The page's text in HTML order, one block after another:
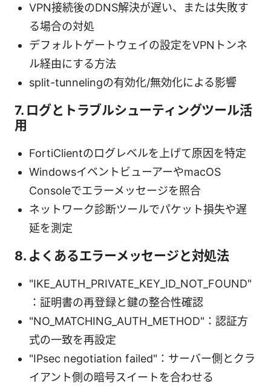
VPN接続後のDNS解決が遅い、または失敗す
る場合の対処
デフォルトゲートウェイの設定をVPNトンネ
ル経由にする方法
split-tunnelingの有効化/無効化による影響
7. ログとトラブルシューティングツール活
用
FortiClientのログレベルを上げて原因を特定
WindowsイベントビューアーやmacOS
Consoleでエラーメッセージを照合
ネットワーク診断ツールでパケット損失や遅
延を測定
8. よくあるエラーメッセージと対処法
"IKE_AUTH_PRIVATE_KEY_ID_NOT_FOUND"
：証明書の再登録と鍵の整合性確認
"NO_MATCHING_AUTH_METHOD"：認証方
式の一致を再設定
"IPsec negotiation failed"：サーバー側とクラ
イアント側の暗号スイートを合わせる